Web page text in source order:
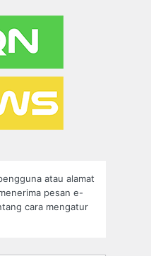
atau alamat
pesan e-
cara mengatur